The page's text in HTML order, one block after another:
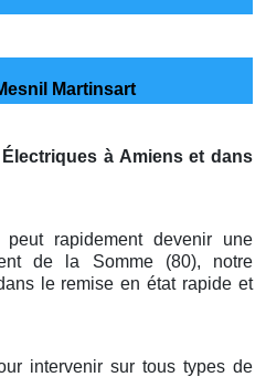
Martinsart
à Amiens et dans
rapidement devenir une
de la Somme (80), notre
le remise en état rapide et
intervenir sur tous types de